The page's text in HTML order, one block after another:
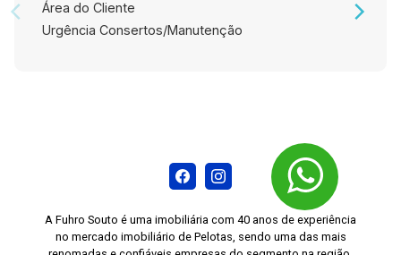
Área do Cliente
Urgência Consertos/Manutenção
A Fuhro Souto é uma imobiliária com 40 anos de experiência
no mercado imobiliário de Pelotas, sendo uma das mais